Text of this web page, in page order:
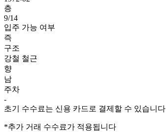
층
9/14
입주 가능 여부
즉
구조
강철 철근
향
남
주차
-
초기 수수료는 신용 카드로 결제할 수 있습니다
*추가 거래 수수료가 적용됩니다